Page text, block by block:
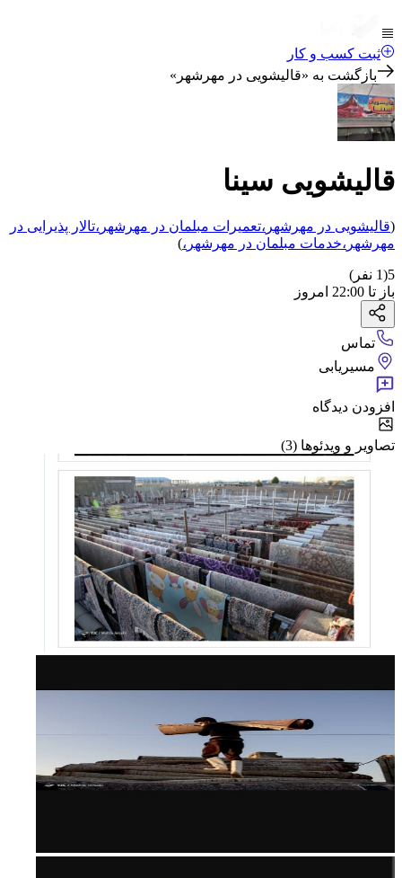
ثبت کسب و کار
بازگشت به «قالیشویی در مهرشهر »
قالیشویی سینا
(قالیشویی در مهرشهر ،تعمیرات مبلمان در مهرشهر ،تالار پذیرایی در
مهرشهر ،خدمات مبلمان در مهرشهر ،)
5
(
1 نفر)
باز تا 22:00 امروز
تماس
مسیریابی
افزودن دیدگاه
تصاویر و ویدئوها (3)